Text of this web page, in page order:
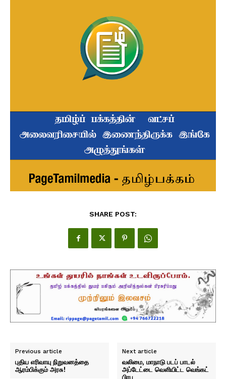
SHARE POST:
Previous article
புதிய எரிவாயு நிறுவனத்தை
ஆரம்பிக்கும் அரசு!
Next article
வலிமை, மாநாடு படப் பாடல்
அப்டேட்டை வெளியிட்ட வெங்கட்
பிரபு